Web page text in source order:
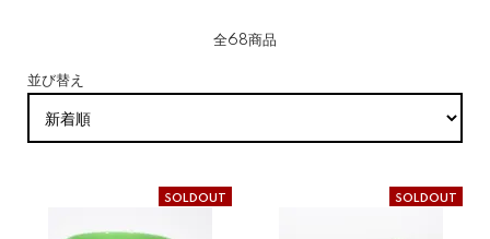
全68商品
並び替え
SOLDOUT SOLDOUT